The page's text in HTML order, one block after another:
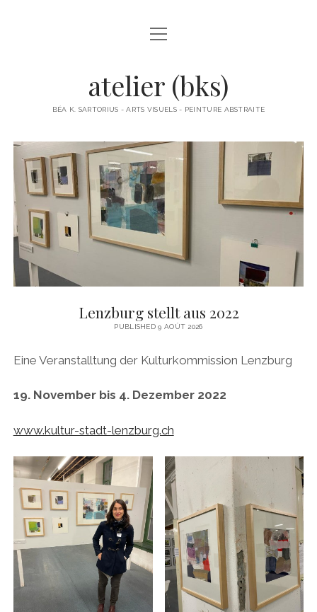
À PROPOS
BÉA K. SARTORIUS
PAPIERS COLLÉS
PEINTURES
PETITS FORMATS PAPIER
POLITIQUE DE CONFIDENTIALITÉ
open
menu
atelier (bks)
BÉA K. SARTORIUS - ARTS VISUELS - PEINTURE ABSTRAITE
Lenzburg stellt aus 2022
PUBLISHED 9 AOÛT 2026
Eine Veranstalltung der Kulturkommission Lenzburg
19. November bis 4. Dezember 2022
www.kultur-stadt-lenzburg.ch